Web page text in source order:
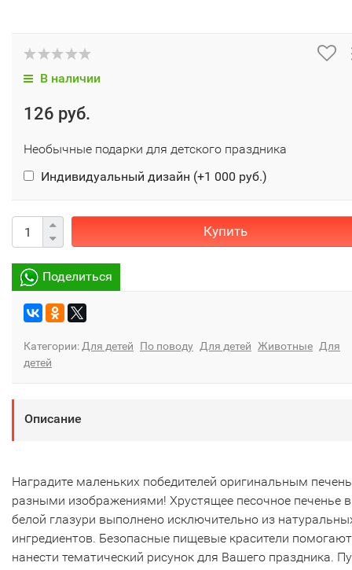
В наличии
126 руб.
Необычные подарки для детского праздника
Индивидуальный дизайн (+1 000 руб.)
Купить
Поделиться
Категории: Для детей По поводу Для детей Животные Для
детей
Описание
Наградите маленьких победителей оригинальным
разными изображениями! Хрустящее песочное печенье в
белой глазури выполнено исключительно из
ингредиентов. Безопасные пищевые красители
нанести тематический рисунок для Вашего праздника.